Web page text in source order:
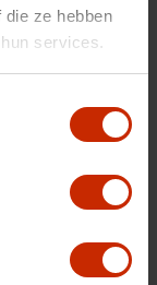
ze hebben
services.